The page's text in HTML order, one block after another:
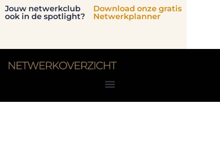
Jouw netwerkclub
ook in de spotlight?
Download onze gratis
Netwerkplanner